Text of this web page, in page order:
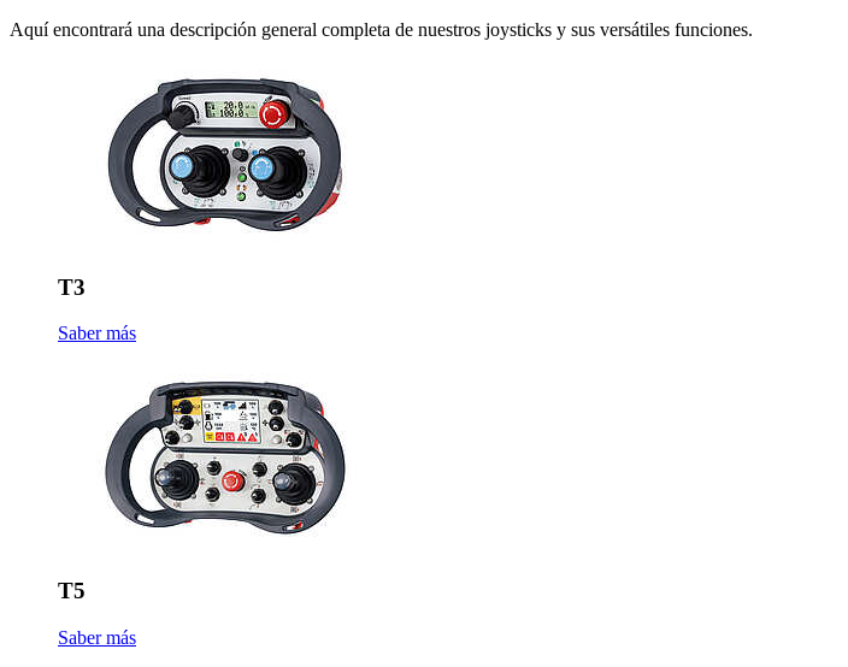
Aquí encontrará una descripción general completa de nuestros joysticks y sus versátiles funciones.
T3
Saber más
T5
Saber más